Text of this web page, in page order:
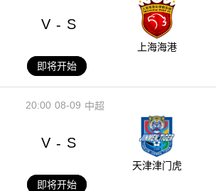
V - S
上海海港
即将开始
08-09
20:00 中超
V - S
天津津门虎
即将开始